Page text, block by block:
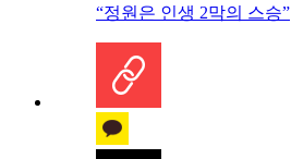
“정원은 인생 2막의 스승”